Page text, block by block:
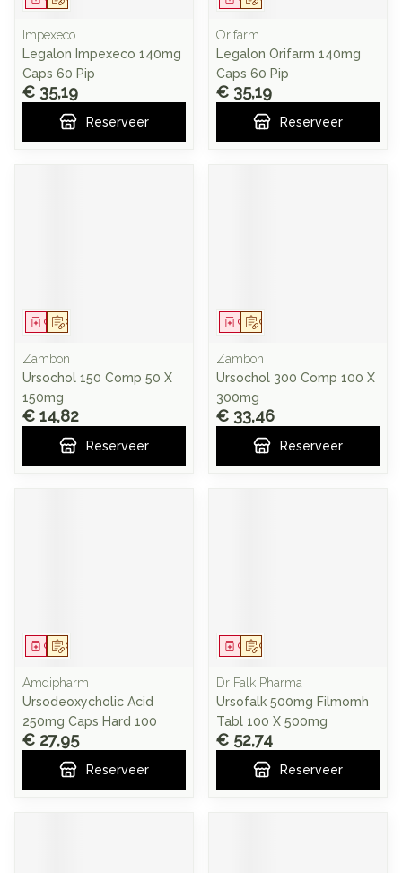
Impexeco
Legalon Impexeco 140mg
Caps 60 Pip
€ 35,19
Reserveer
Orifarm
Legalon Orifarm 140mg
Caps 60 Pip
€ 35,19
Reserveer
Op voorschrift
Geneesmiddel
Zambon
Ursochol 150 Comp 50 X
150mg
€ 14,82
Reserveer
Op voorschrift
Geneesmiddel
Zambon
Ursochol 300 Comp 100 X
300mg
€ 33,46
Reserveer
Op voorschrift
Geneesmiddel
Amdipharm
Ursodeoxycholic Acid
250mg Caps Hard 100
€ 27,95
Reserveer
Op voorschrift
Geneesmiddel
Dr Falk Pharma
Ursofalk 500mg Filmomh
Tabl 100 X 500mg
€ 52,74
Reserveer